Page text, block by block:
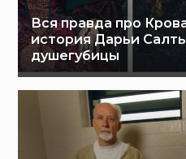
Вся правда про
история Дарьи
душегубицы